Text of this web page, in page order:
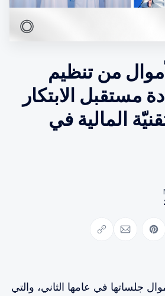
من تنظيم
مستقبل الابتكار
المالية في
Share
Share on
Share on Pinterest
Share via Email
Copy link
جلساتها في عامها الثاني، والتي